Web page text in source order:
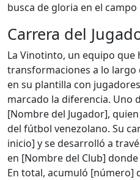
busca de gloria en el campo
Carrera del
La Vinotinto, un equipo que
transformaciones a lo largo
en su plantilla con
marcado la diferencia. Uno
[Nombre del Jugador],
del fútbol venezolano. Su
inicio] y se desarrolló a
en [Nombre del Club]
En total, acumuló [número]